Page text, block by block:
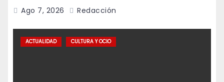
vecinal
Ago 7, 2026 Redacción
ACTUALIDAD CULTURA Y OCIO